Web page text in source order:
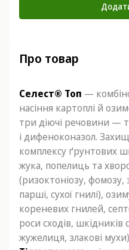
Про товар
Селест® Топ —
насіння картоплі й
три діючі речовини —
і дифеноконазол.
комплексу ґрунтових
жука, попелиць та
(ризоктоніозу, фомозу,
парші, сухої гнилі),
кореневих гнилей,
роси сходів, шкідників
жужелиця, злакові